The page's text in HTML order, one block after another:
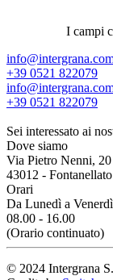
I campi
+39 0521 822079
+39 0521 822079
Sei interessato ai
Dove siamo
Via Pietro Nenni, 20
43012 -
Orari
Da Lunedì a
08.00 - 16.00
(Orario continuato)
© 2024 Intergrana